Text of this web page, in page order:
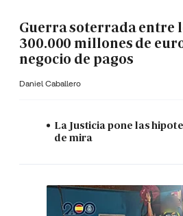
Guerra soterrada entre
300.000 millones de
negocio de pagos
Daniel Caballero
La Justicia pone las
de mira